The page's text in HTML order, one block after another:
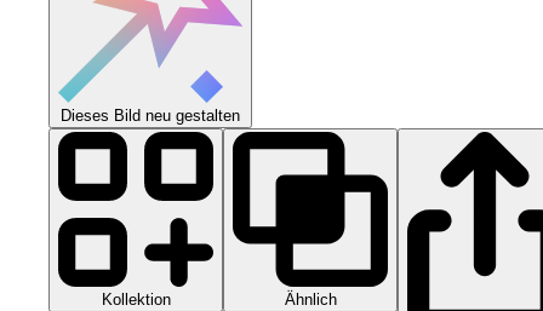
Dieses Bild neu gestalten
Kollektion Ähnlich